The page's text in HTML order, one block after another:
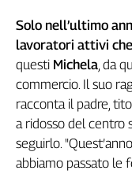
Play
Rubriche
Collettiva
Talk
La
settimana
Girasoli
Solo nell’ultimo
lavoratori attivi
questi Michela, da
commercio. Il suo
racconta il padre,
a ridosso del centro
seguirlo.
abbiamo passato le